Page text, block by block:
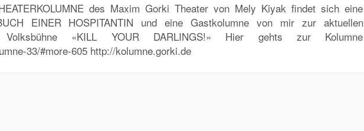
des Maxim Gorki Theater von Mely Kiyak findet sich eine
EINER HOSPITANTIN und eine Gastkolumne von mir zur aktuellen
«KILL YOUR DARLINGS!» Hier gehts zur Kolumne
33/#more-605 http://kolumne.gorki.de